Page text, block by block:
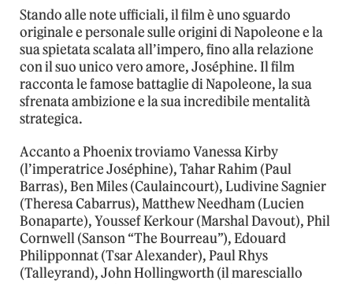
Stando alle note ufficiali, il film è uno sguardo
originale e personale sulle origini di Napoleone e la
sua spietata scalata all’impero, fino alla relazione
con il suo unico vero amore, Joséphine. Il film
racconta le famose battaglie di Napoleone, la sua
sfrenata ambizione e la sua incredibile mentalità
strategica.
Accanto a Phoenix troviamo Vanessa Kirby
(l’imperatrice Joséphine), Tahar Rahim (Paul
Barras), Ben Miles (Caulaincourt), Ludivine Sagnier
(Theresa Cabarrus), Matthew Needham (Lucien
Bonaparte), Youssef Kerkour (Marshal Davout), Phil
Cornwell (Sanson “The Bourreau”), Edouard
Philipponnat (Tsar Alexander), Paul Rhys
(Talleyrand), John Hollingworth (il maresciallo